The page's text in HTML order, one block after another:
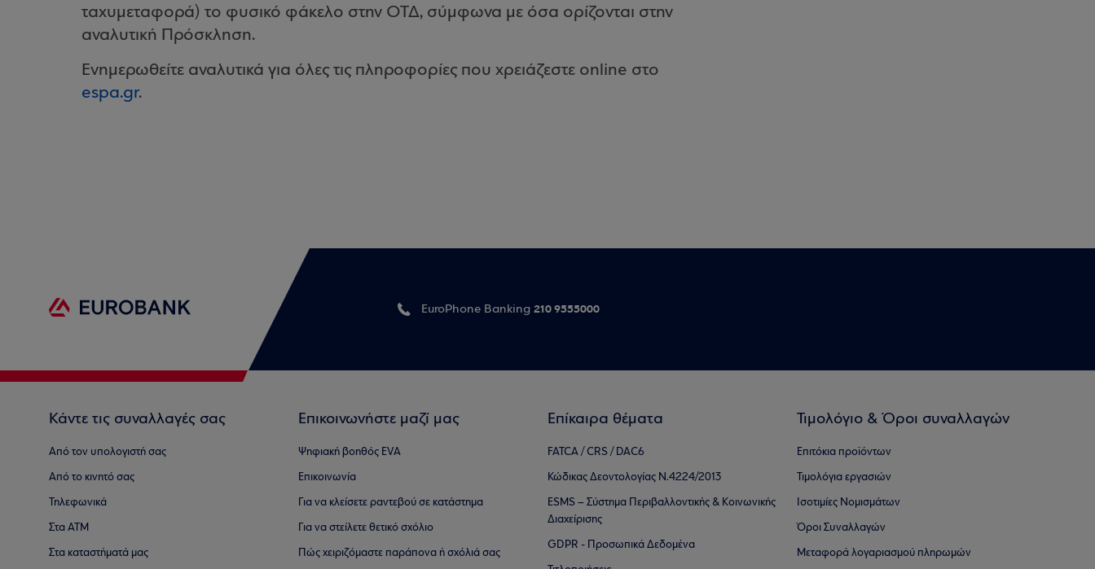
ταχυμεταφορά) το φυσικό φάκελο στην ΟΤΔ, σύμφωνα με όσα ορίζονται στην
αναλυτική Πρόσκληση.
Ενημερωθείτε αναλυτικά για όλες τις πληροφορίες που χρειάζεστε online στο
espa.gr.
EuroPhone Banking 210 9555000
Κάντε τις συναλλαγές σας
Από τον υπολογιστή σας
Από το κινητό σας
Τηλεφωνικά
Στα ΑΤΜ
Στα καταστήματά μας
Επικοινωνήστε μαζί μας
Ψηφιακή βοηθός EVA
Επικοινωνία
Για να κλείσετε ραντεβού σε κατάστημα
Για να στείλετε θετικό σχόλιο
Πώς χειριζόμαστε παράπονα ή σχόλιά σας
Επίκαιρα θέματα
FATCA / CRS / DAC6
Κώδικας Δεοντολογίας Ν.4224/2013
ESMS – Σύστημα Περιβαλλοντικής & Κοινωνικής
Διαχείρισης
GDPR - Προσωπικά Δεδομένα
Τιμολόγιο & Όροι συναλλαγών
Επιτόκια προϊόντων
Τιμολόγια εργασιών
Ισοτιμίες Νομισμάτων
Όροι Συναλλαγών
Μεταφορά λογαριασμού πληρωμών